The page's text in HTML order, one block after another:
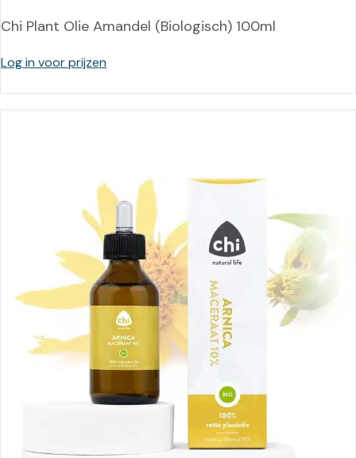
Chi Plant Olie Amandel (Biologisch) 100ml
Log in voor prijzen